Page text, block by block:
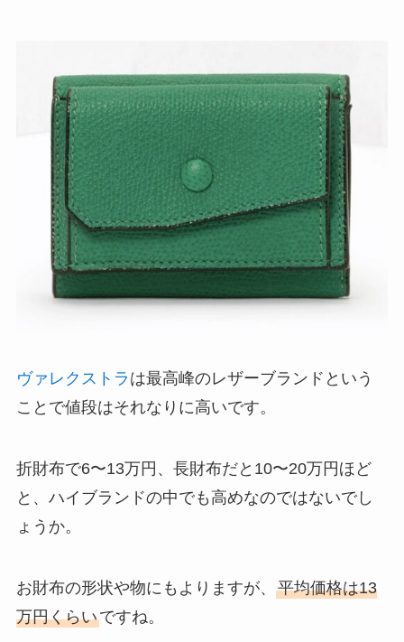
ヴァレクストラ は最高峰のレザーブランドという
ことで値段はそれなりに高いです。
折財布で6〜13万円、長財布だと10〜20万円ほど
と、ハイブランドの中でも高めなのではないでし
ょうか。
お財布の形状や物にもよりますが、 平均価格は13
万円くらいですね。